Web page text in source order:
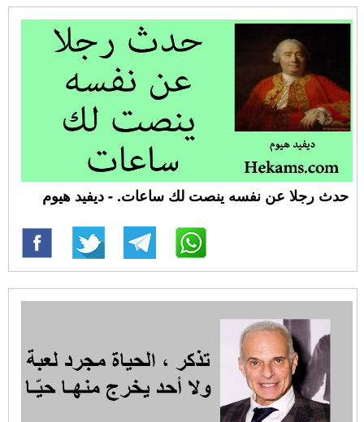
حدث رجلا عن نفسه ينصت لك ساعات. - ديفيد هيوم